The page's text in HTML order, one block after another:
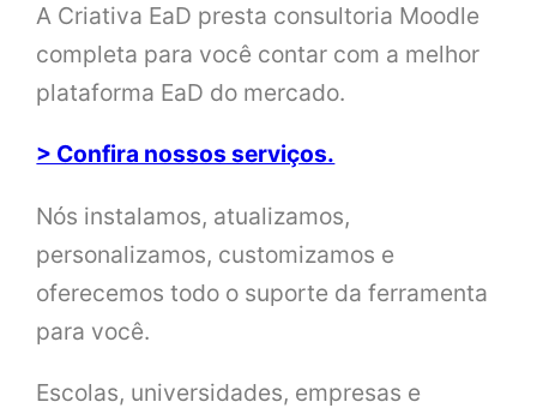
A Criativa EaD presta consultoria Moodle
completa para você contar com a melhor
plataforma EaD do mercado.
> Confira nossos serviços.
Nós instalamos, atualizamos,
personalizamos, customizamos e
oferecemos todo o suporte da ferramenta
para você.
Escolas, universidades, empresas e